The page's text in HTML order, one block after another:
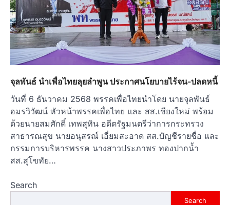
จุลพันธ์ นำเพื่อไทยลุยลำพูน ประกาศนโยบายไร้จน-ปลดหนี้
วันที่ 6 ธันวาคม 2568 พรรคเพื่อไทยนำโดย นายจุลพันธ์
อมรวิวัฒน์ หัวหน้าพรรคเพื่อไทย และ สส.เชียงใหม่ พร้อม
ด้วยนายสมศักดิ์ เทพสุทิน อดีตรัฐมนตรีว่าการกระทรวง
สาธารณสุข นายอนุสรณ์ เอี่ยมสะอาด สส.บัญชีรายชื่อ และ
กรรมการบริหารพรรค นางสาวประภาพร ทองปากน้ำ
สส.สุโขทัย…
Search
Search